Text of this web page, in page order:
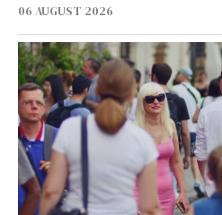
06 AUGUST 2026